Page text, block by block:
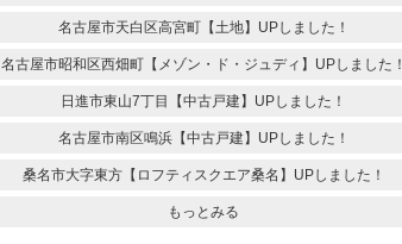
名古屋市天白区高宮町【土地】UPしました！
名古屋市昭和区西畑町【メゾン・ド・ジュディ】UPしました！
日進市東山7丁目【中古戸建】UPしました！
名古屋市南区鳴浜【中古戸建】UPしました！
桑名市大字東方【ロフティスクエア桑名】UPしました！
もっとみる